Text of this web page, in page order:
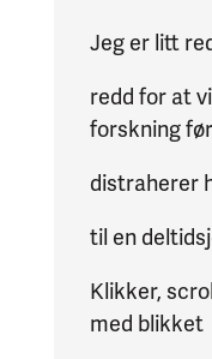
Jeg er litt
redd for at
forskning
distraherer
til en
Klikker,
med blikket